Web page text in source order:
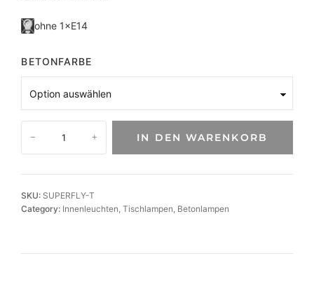
ohne 1×E14
BETONFARBE
o
n
-
s
− + IN DEN WARENKORB
SKU: SUPERFLY-T
Category: Innenleuchten, Tischlampen, Betonlampen